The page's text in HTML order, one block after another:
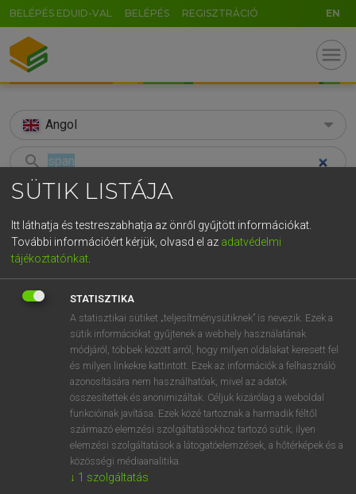
BELÉPÉS EDUID-VAL BELÉPÉS REGISZTRÁCIÓ EN
menu
Angol
search
KERESÉS
TALÁLATOK
span
Díjmentes angol szótár arrow_forward_ios
fesztáv(olság)
arasz
ív
térköz
ívtávolság
ívnyílás
SÜTIK LISTÁJA
Itt láthatja és testreszabhatja az önről gyűjtött információkat.
További információért kérjük, olvasd el az adatvédelmi
tájékoztatónkat
STATISZTIKA
A statisztikai sütiket „teljesítménysütiknek” is nevezik. Ezek a
sütik információkat gyűjtenek a webhely használatának
módjáról, többek között arról, hogy milyen oldalakat keresett fel
és milyen linkekre kattintott. Ezek az információk a felhasználó
azonosítására nem használhatóak, mivel az adatok
összesítettek és anonimizáltak. Céljuk kizárólag a weboldal
funkcióinak javítása. Ezek közé tartoznak a harmadik féltől
származó elemzési szolgáltatásokhoz tartozó sütik; ilyen
elemzési szolgáltatások a látogatóelemzések, a hőtérképek és a
közösségi médiaanalitika.
↓ 1 szolgáltatás
GR
5 7 8 ü ó
t z u i o p
g h j k l é á ű Ω
n m , . - AltGr